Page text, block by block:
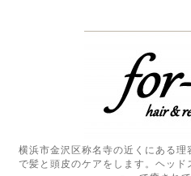
横浜市金沢区称名寺の近くにある
で髪と頭皮のケアをします。ヘッ